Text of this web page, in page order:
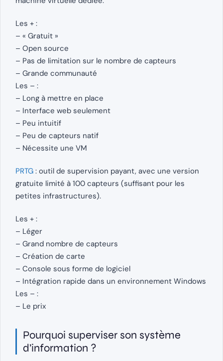
Les + :
– « Gratuit »
– Open source
– Pas de limitation sur le nombre de capteurs
– Grande communauté
Les – :
– Long à mettre en place
– Interface web seulement
– Peu intuitif
– Peu de capteurs natif
– Nécessite une VM
PRTG : outil de supervision payant, avec une version
gratuite limité à 100 capteurs (suffisant pour les
petites infrastructures).
Les + :
– Léger
– Grand nombre de capteurs
– Création de carte
– Console sous forme de logiciel
– Intégration rapide dans un environnement Windows
Les – :
– Le prix
Pourquoi superviser son système
d’information ?